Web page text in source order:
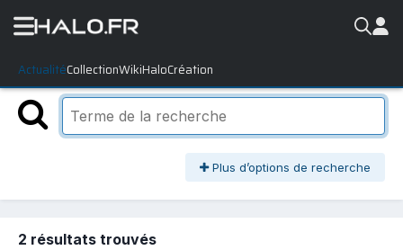
ActualitéCollectionWikiHaloCréation
Plus d’options de recherche
2 résultats trouvés